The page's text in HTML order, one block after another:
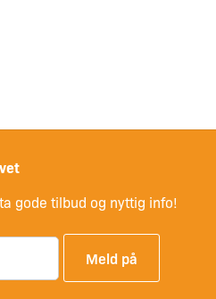
gode tilbud og nyttig info!